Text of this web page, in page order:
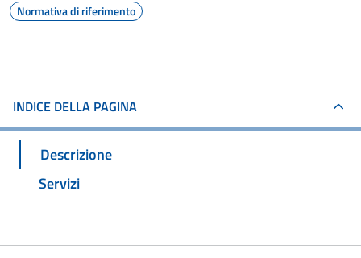
Normativa di riferimento
INDICE DELLA PAGINA
Descrizione
Servizi